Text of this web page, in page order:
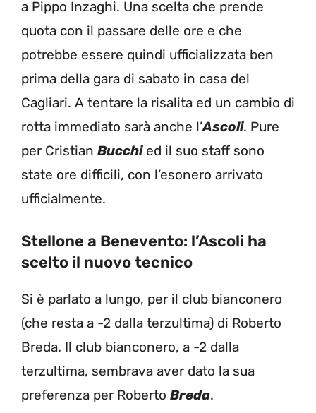
a Pippo Inzaghi. Una scelta che prende
quota con il passare delle ore e che
potrebbe essere quindi ufficializzata ben
prima della gara di sabato in casa del
Cagliari. A tentare la risalita ed un cambio di
rotta immediato sarà anche l’Ascoli. Pure
per Cristian Bucchied il suo staff sono
state ore difficili, con l’esonero arrivato
ufficialmente.
Stellone a Benevento: l’Ascoli ha
scelto il nuovo tecnico
Si è parlato a lungo, per il club bianconero
(che resta a -2 dalla terzultima) di Roberto
Breda. Il club bianconero, a -2 dalla
terzultima, sembrava aver dato la sua
preferenza per Roberto Breda.